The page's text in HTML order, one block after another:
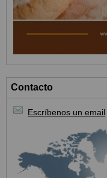
Contacto
Escríbenos un email